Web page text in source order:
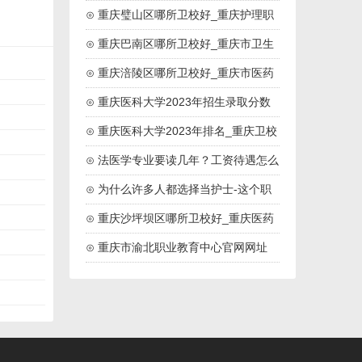
药高等专科院校
⊙ 重庆璧山区哪所卫校好_重庆护理职
业学院
⊙ 重庆巴南区哪所卫校好_重庆市卫生
技工学校
⊙ 重庆涪陵区哪所卫校好_重庆市医药
卫生学校
⊙ 重庆医科大学2023年招生录取分数
线
⊙ 重庆医科大学2023年排名_重庆卫校
排名
⊙ 法医学专业要读几年？工资待遇怎么
样？
⊙ 为什么许多人都选择当护士-这个职
业好吗
⊙ 重庆沙坪坝区哪所卫校好_重庆医药
高等专科学校
⊙ 重庆市渝北职业教育中心官网网址